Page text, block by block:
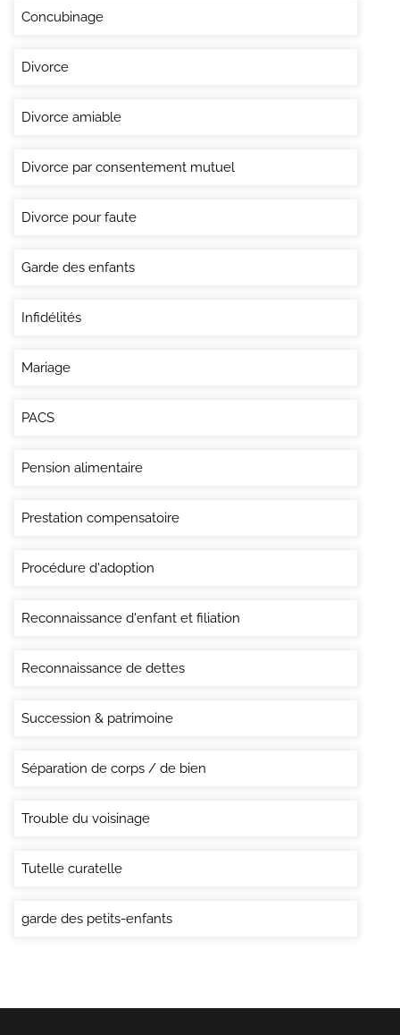
Concubinage
Divorce
Divorce amiable
Divorce par consentement mutuel
Divorce pour faute
Garde des enfants
Infidélités
Mariage
PACS
Pension alimentaire
Prestation compensatoire
Procédure d'adoption
Reconnaissance d'enfant et filiation
Reconnaissance de dettes
Succession & patrimoine
Séparation de corps / de bien
Trouble du voisinage
Tutelle curatelle
garde des petits-enfants